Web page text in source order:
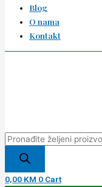
Blog
O nama
Kontakt
0,00 KM 0 Cart